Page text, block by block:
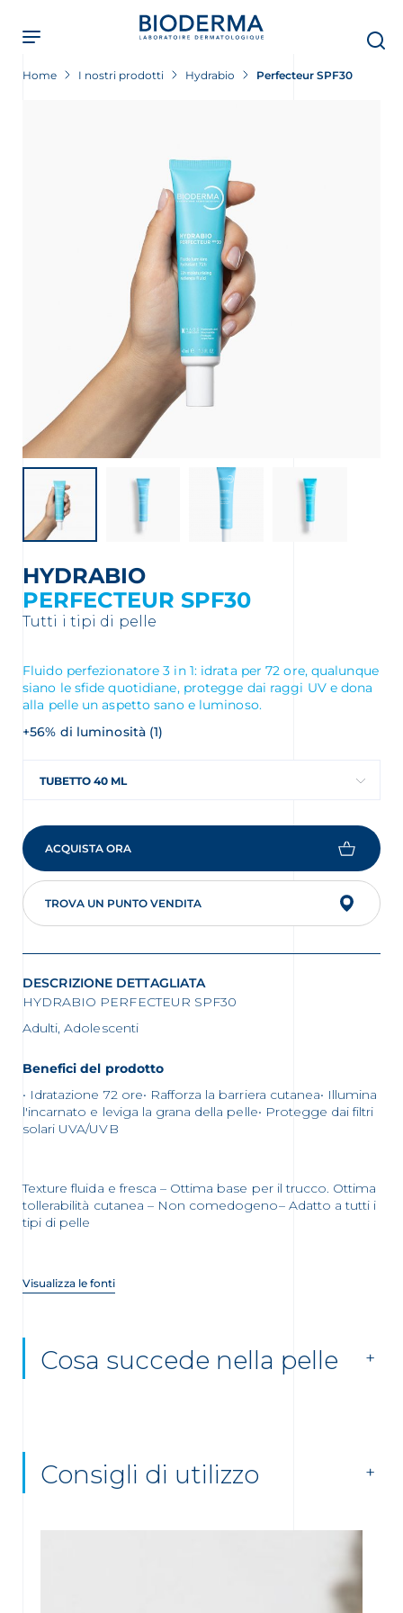
main
content
Home I nostri prodotti Hydrabio Perfecteur SPF30
HYDRABIO
PERFECTEUR SPF30
Tutti i tipi di pelle
Fluido perfezionatore 3 in 1: idrata per 72 ore, qualunque
siano le sfide quotidiane, protegge dai raggi UV e dona
alla pelle un aspetto sano e luminoso.
+56% di luminosità (1)
TUBETTO 40 ML
ACQUISTA ORA
TROVA UN PUNTO VENDITA
DESCRIZIONE DETTAGLIATA
HYDRABIO PERFECTEUR SPF30
Adulti, Adolescenti
Benefici del prodotto
• Idratazione 72 ore• Rafforza la barriera cutanea• Illumina
l'incarnato e leviga la grana della pelle• Protegge dai filtri
solari UVA/UVB
Texture fluida e fresca – Ottima base per il trucco. Ottima
tollerabilità cutanea – Non comedogeno– Adatto a tutti i
tipi di pelle
Visualizza le fonti
Cosa succede nella pelle
Consigli di utilizzo